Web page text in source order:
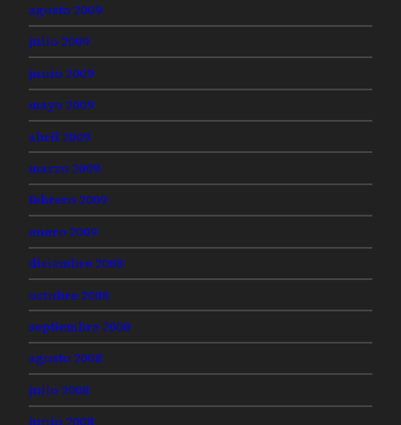
agosto 2009
julio 2009
junio 2009
mayo 2009
abril 2009
marzo 2009
febrero 2009
enero 2009
diciembre 2008
octubre 2008
septiembre 2008
agosto 2008
julio 2008